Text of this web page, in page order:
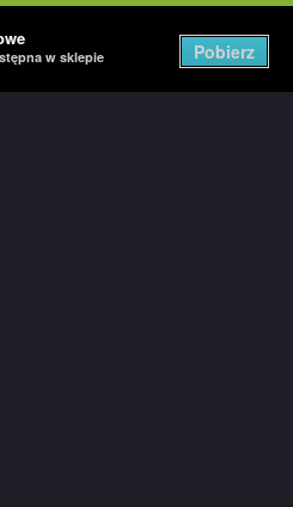
w sklepie
Pobierz